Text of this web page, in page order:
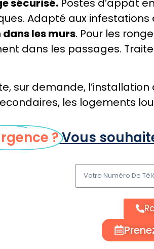
sécurisé. Postes d’appât
Adapté aux infestations
les murs. Pour les
dans les passages.
sur demande, l’installation
les logements
?Vous